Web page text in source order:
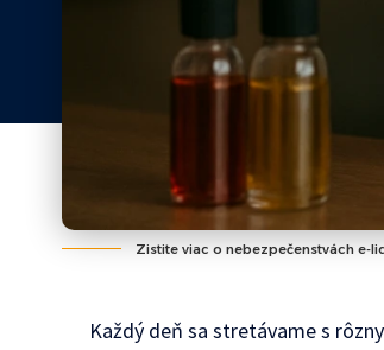
Zistite viac o nebezpečenstvách e-
Každý deň sa stretávame s